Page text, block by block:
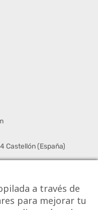
Castellón (España)
a través de
para mejorar tu